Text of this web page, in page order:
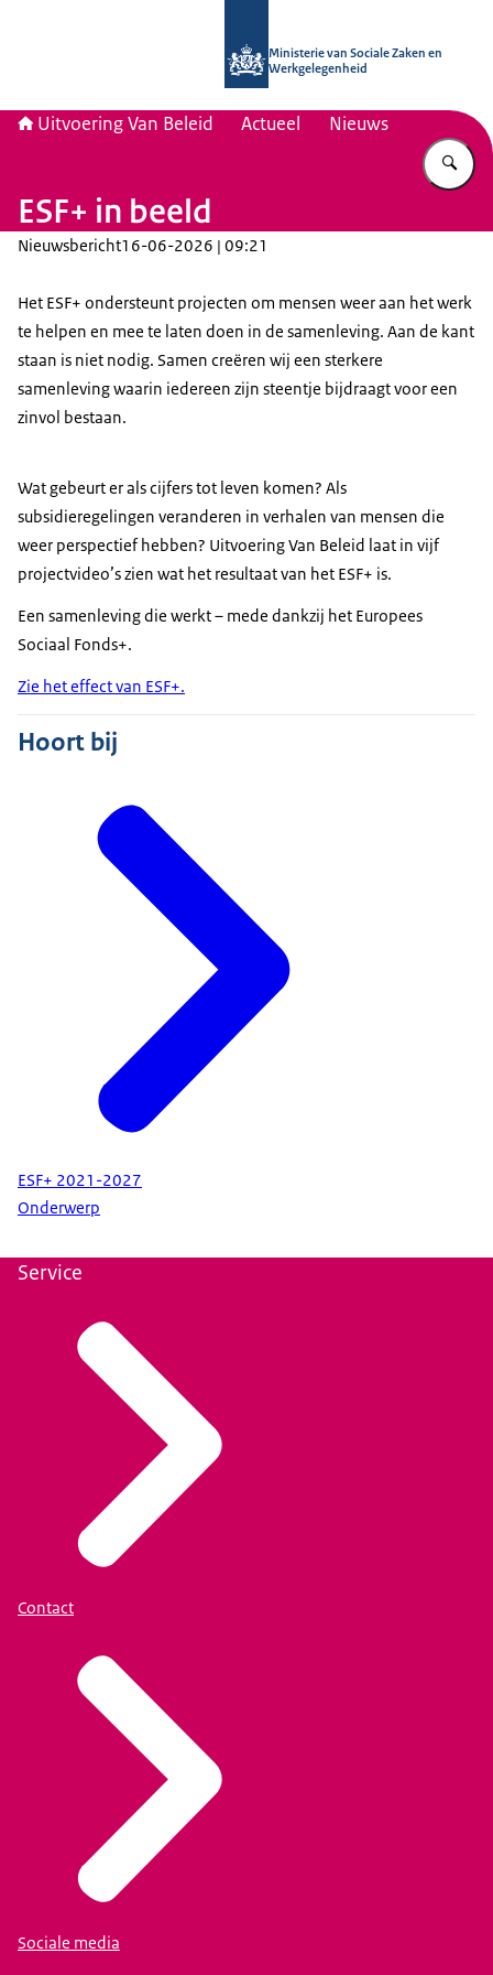
Ministerie van Sociale Zaken en
Werkgelegenheid
Uitvoering Van Beleid Actueel Nieuws
ESF+ in beeld
Nieuwsbericht16-06-2026 | 09:21
Het ESF+ ondersteunt projecten om mensen weer aan het werk
te helpen en mee te laten doen in de samenleving. Aan de kant
staan is niet nodig. Samen creëren wij een sterkere
samenleving waarin iedereen zijn steentje bijdraagt voor een
zinvol bestaan.
Wat gebeurt er als cijfers tot leven komen? Als
subsidieregelingen veranderen in verhalen van mensen die
weer perspectief hebben? Uitvoering Van Beleid laat in vijf
projectvideo’s zien wat het resultaat van het ESF+ is.
Een samenleving die werkt – mede dankzij het Europees
Sociaal Fonds+.
Zie het effect van ESF+.
Hoort bij
ESF+ 2021-2027
Onderwerp
Service
Contact
Sociale media